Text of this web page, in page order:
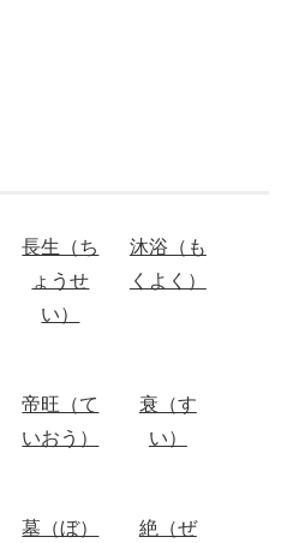
長生（ち
ょうせ
い）
沐浴（も
くよく）
帝旺（て
いおう）
衰（す
い）
墓（ぼ）
絶（ぜ